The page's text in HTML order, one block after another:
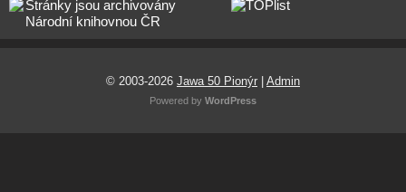
© 2003-2026 Jawa 50 Pionýr | Admin
Powered by WordPress